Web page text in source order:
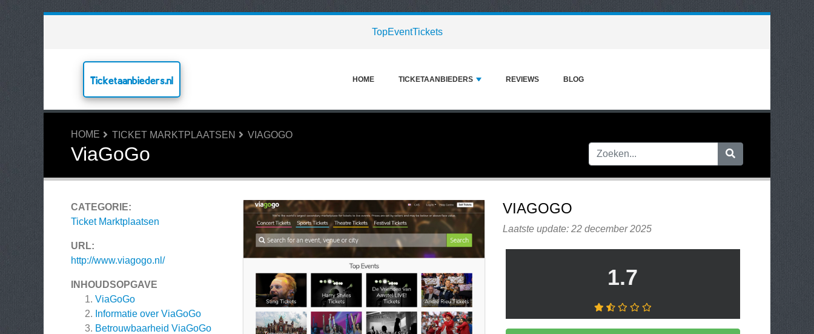
TopEventTickets
Ticketaanbieders.nl HOME TICKETAANBIEDERS REVIEWS BLOG
HOME TICKET MARKTPLAATSEN VIAGOGO
ViaGoGo
CATEGORIE:
Ticket Marktplaatsen
URL:
http://www.viagogo.nl/
INHOUDSOPGAVE
ViaGoGo
Informatie over ViaGoGo
Betrouwbaarheid ViaGoGo
VIAGOGO
Laatste update: 22 december 2025
1.7